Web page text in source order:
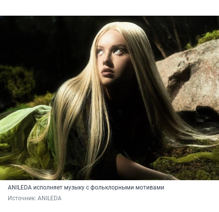
ANILEDA исполняет музыку с фольклорными мотивами
Источник: ANILEDA